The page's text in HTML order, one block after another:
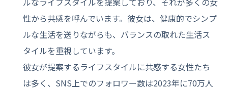
性から共感を呼んでいます。彼女は、健康的でシンプ
ルな生活を送りながらも、バランスの取れた生活ス
タイルを重視しています。
彼女が提案するライフスタイルに共感する女性たち
は多く、SNS上でのフォロワー数は2023年に70万人